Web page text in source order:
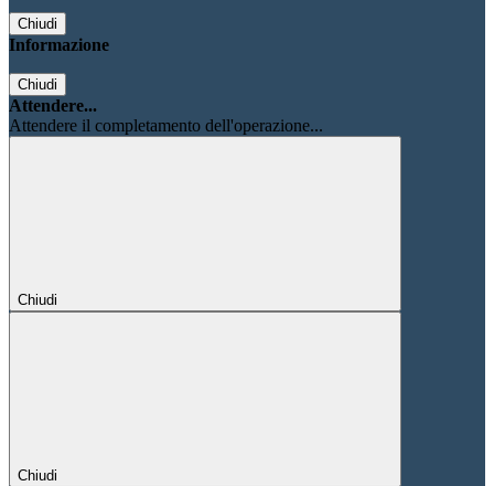
Chiudi
Informazione
Chiudi
Attendere...
Attendere il completamento dell'operazione...
Chiudi
Chiudi